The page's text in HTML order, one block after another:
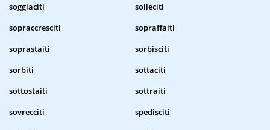
soggiaciti
solleciti
sopraccresciti
sopraffaiti
soprastaiti
sorbisciti
sorbiti
sottaciti
sottostaiti
sottraiti
sovrecciti
spedisciti